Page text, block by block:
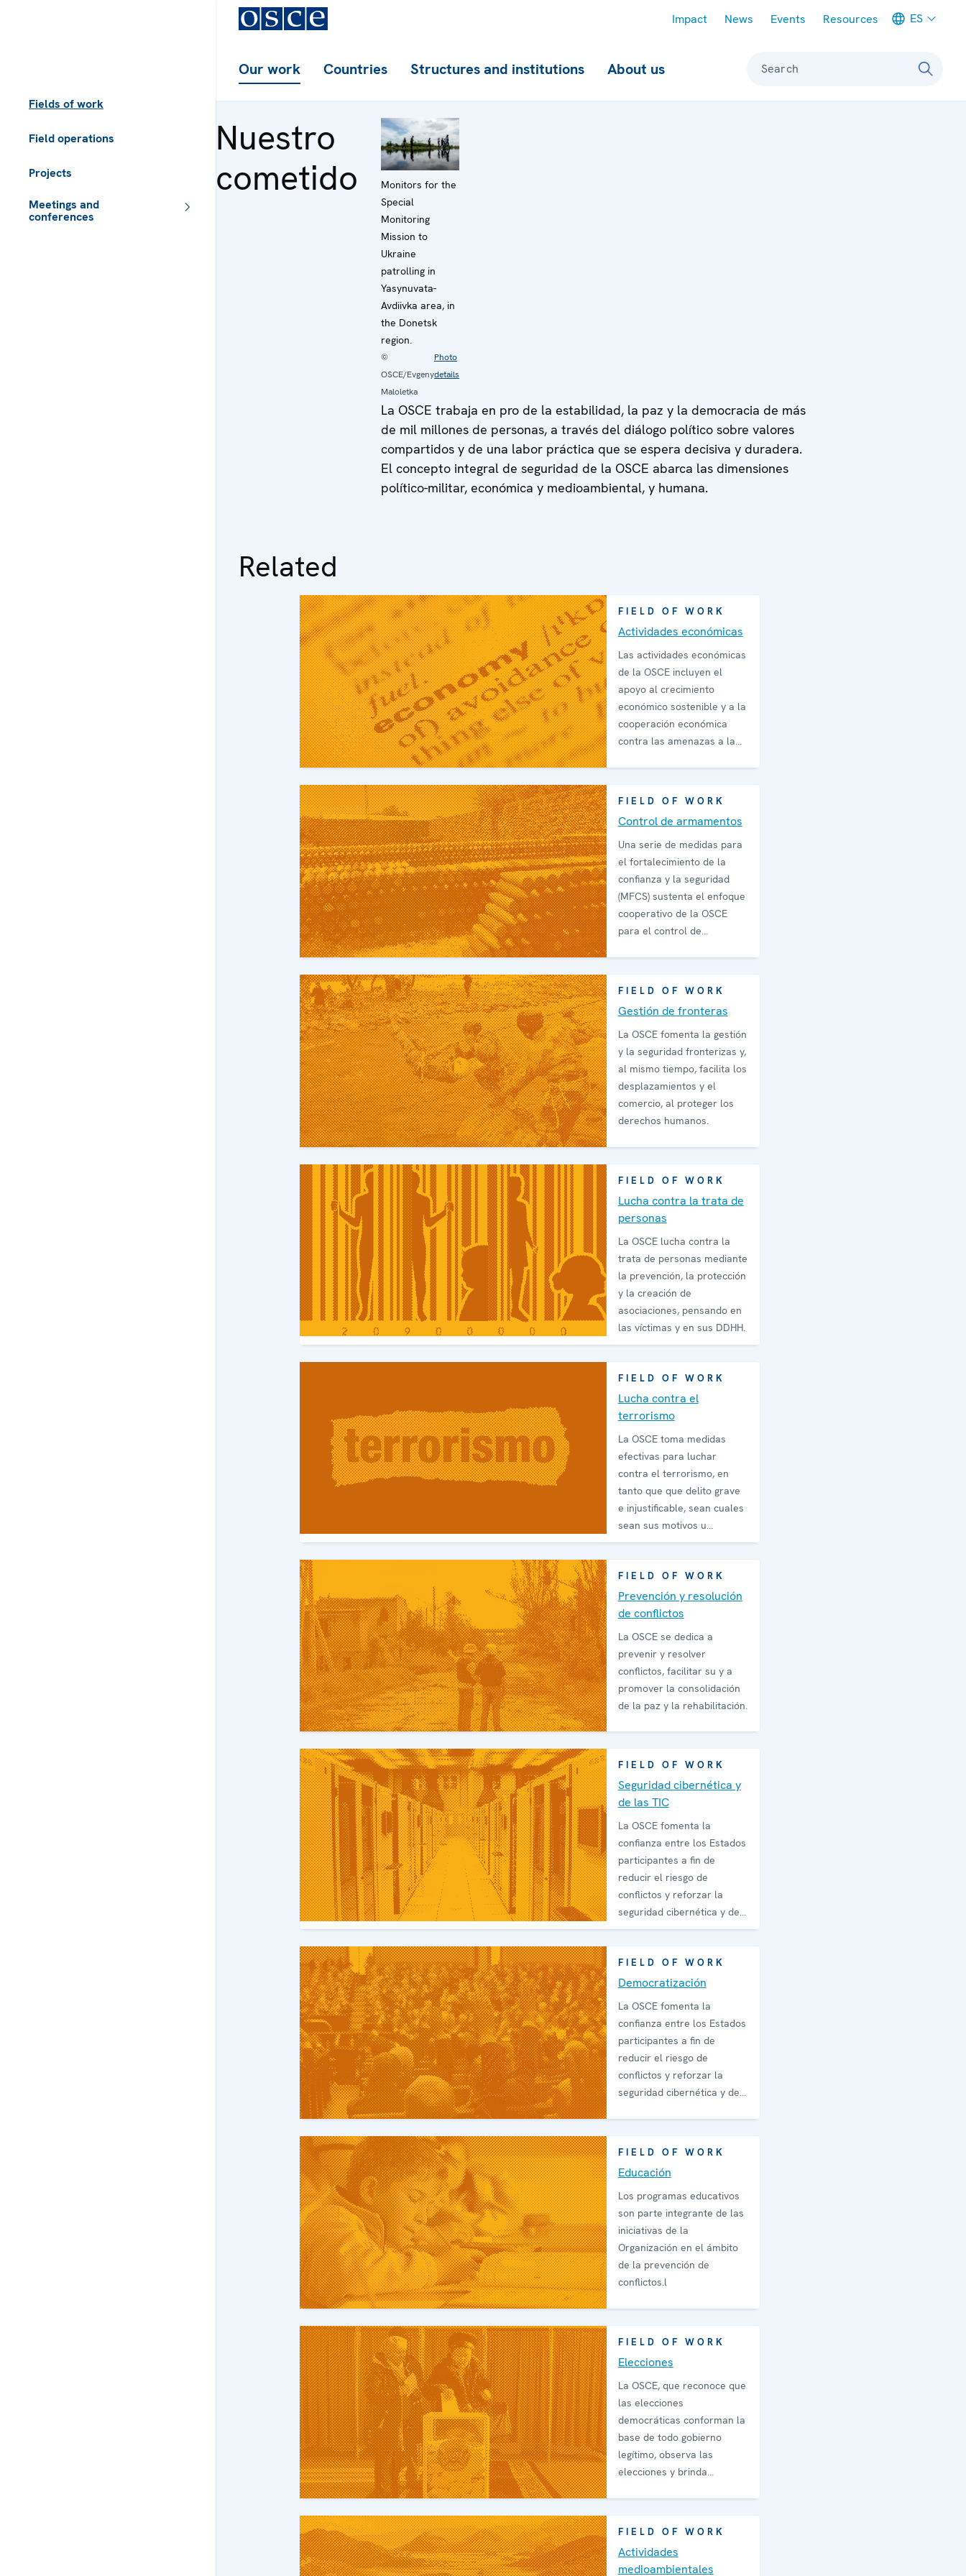
Fields of work
Field operations
Projects
Meetings and
conferences
Impact News Events Resources ES
Our work Countries Structures and institutions About us Search
Nuestro
cometido
Monitors for the
Special
Monitoring
Mission to
Ukraine
patrolling in
Yasynuvata-
Avdiivka area, in
the Donetsk
region.
©
OSCE/Evgeny
Maloletka
Photo
details
La OSCE trabaja en pro de la estabilidad, la paz y la democracia de más
de mil millones de personas, a través del diálogo político sobre valores
compartidos y de una labor práctica que se espera decisiva y duradera.
El concepto integral de seguridad de la OSCE abarca las dimensiones
político-militar, económica y medioambiental, y humana.
Related
FIELD OF WORK
Actividades económicas
Las actividades económicas
de la OSCE incluyen el
apoyo al crecimiento
económico sostenible y a la
cooperación económica
contra las amenazas a la
FIELD OF WORK
Control de armamentos
Una serie de medidas para
el fortalecimiento de la
confianza y la seguridad
(MFCS) sustenta el enfoque
cooperativo de la OSCE
para el control de
FIELD OF WORK
Gestión de fronteras
La OSCE fomenta la gestión
y la seguridad fronterizas y,
al mismo tiempo, facilita los
desplazamientos y el
comercio, al proteger los
derechos humanos.
FIELD OF WORK
Lucha contra la trata de
personas
La OSCE lucha contra la
trata de personas mediante
la prevención, la protección
y la creación de
asociaciones, pensando en
las víctimas y en sus DDHH.
FIELD OF WORK
Lucha contra el
terrorismo
La OSCE toma medidas
efectivas para luchar
contra el terrorismo, en
tanto que que delito grave
e injustificable, sean cuales
sean sus motivos u
orígenes.
FIELD OF WORK
Prevención y resolución
de conflictos
La OSCE se dedica a
prevenir y resolver
conflictos, facilitar su y a
promover la consolidación
de la paz y la rehabilitación.
FIELD OF WORK
Seguridad cibernética y
de las TIC
La OSCE fomenta la
confianza entre los Estados
participantes a fin de
reducir el riesgo de
conflictos y reforzar la
seguridad cibernética y de
las TIC.
FIELD OF WORK
Democratización
La OSCE fomenta la
confianza entre los Estados
participantes a fin de
reducir el riesgo de
conflictos y reforzar la
seguridad cibernética y de
FIELD OF WORK
Educación
Los programas educativos
son parte integrante de las
iniciativas de la
Organización en el ámbito
de la prevención de
conflictos.l
FIELD OF WORK
Elecciones
La OSCE, que reconoce que
las elecciones
democráticas conforman la
base de todo gobierno
legítimo, observa las
elecciones y brinda
FIELD OF WORK
Actividades
medioambientales